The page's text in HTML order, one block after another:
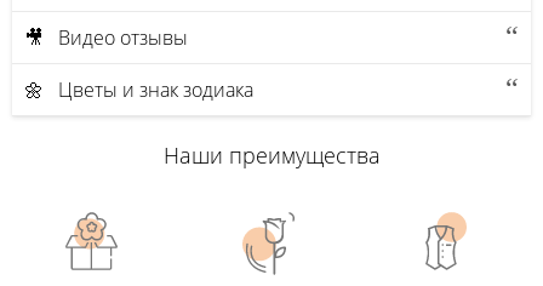
🎥 Видео отзывы
🌼 Цветы и знак зодиака
Наши преимущества